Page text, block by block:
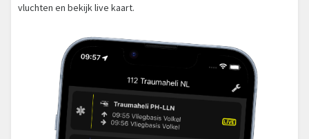
vluchten en bekijk live kaart.